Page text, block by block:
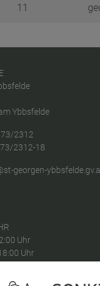
11
Ybbsfelde
2312
2312-18
georgen-
Uhr
Uhr
Uhr